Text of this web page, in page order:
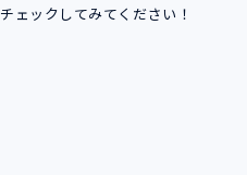
チェックしてみてください！